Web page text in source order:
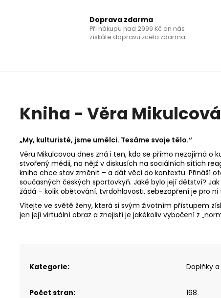
Doprava zdarma
Při nákupu nad 2999 Kč on nás
získáte dopravu zcela zdarma.
Kniha - Věra
„My, kulturisté, jsme umělci. Tesáme svoje tělo.“
Věru Mikulcovou dnes zná i ten, kdo se přímo nezajímá o
stvořený médii, na nějž v diskusích na sociálních sítích
kniha chce stav změnit – a dát věci do kontextu. Přináší
současných českých sportovkyň. Jaké bylo její dětství?
žádá – kolik obětování, tvrdohlavosti, sebezapření je pro
Vítejte ve světě ženy, která si svým životním přístupem
jen její virtuální obraz a znejistí je jakékoliv vybočení z
Kategorie: Doplňky
Počet stran: 168